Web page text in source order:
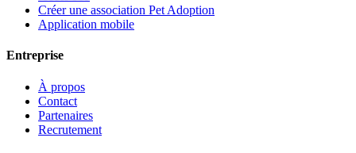
Créer une association Pet Adoption
Application mobile
Entreprise
À propos
Contact
Partenaires
Recrutement